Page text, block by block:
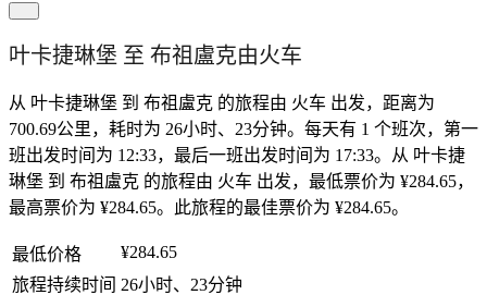
叶卡捷琳堡 至 布祖盧克由火车
从 叶卡捷琳堡 到 布祖盧克 的旅程由 火车 出发，距离为
700.69公里，耗时为 26小时、23分钟。每天有 1 个班次，第一
班出发时间为 12:33，最后一班出发时间为 17:33。从 叶卡捷
琳堡 到 布祖盧克 的旅程由 火车 出发，最低票价为 ¥284.65，
最高票价为 ¥284.65。此旅程的最佳票价为 ¥284.65。
最低价格
¥284.65
旅程持续时间 26小时、23分钟